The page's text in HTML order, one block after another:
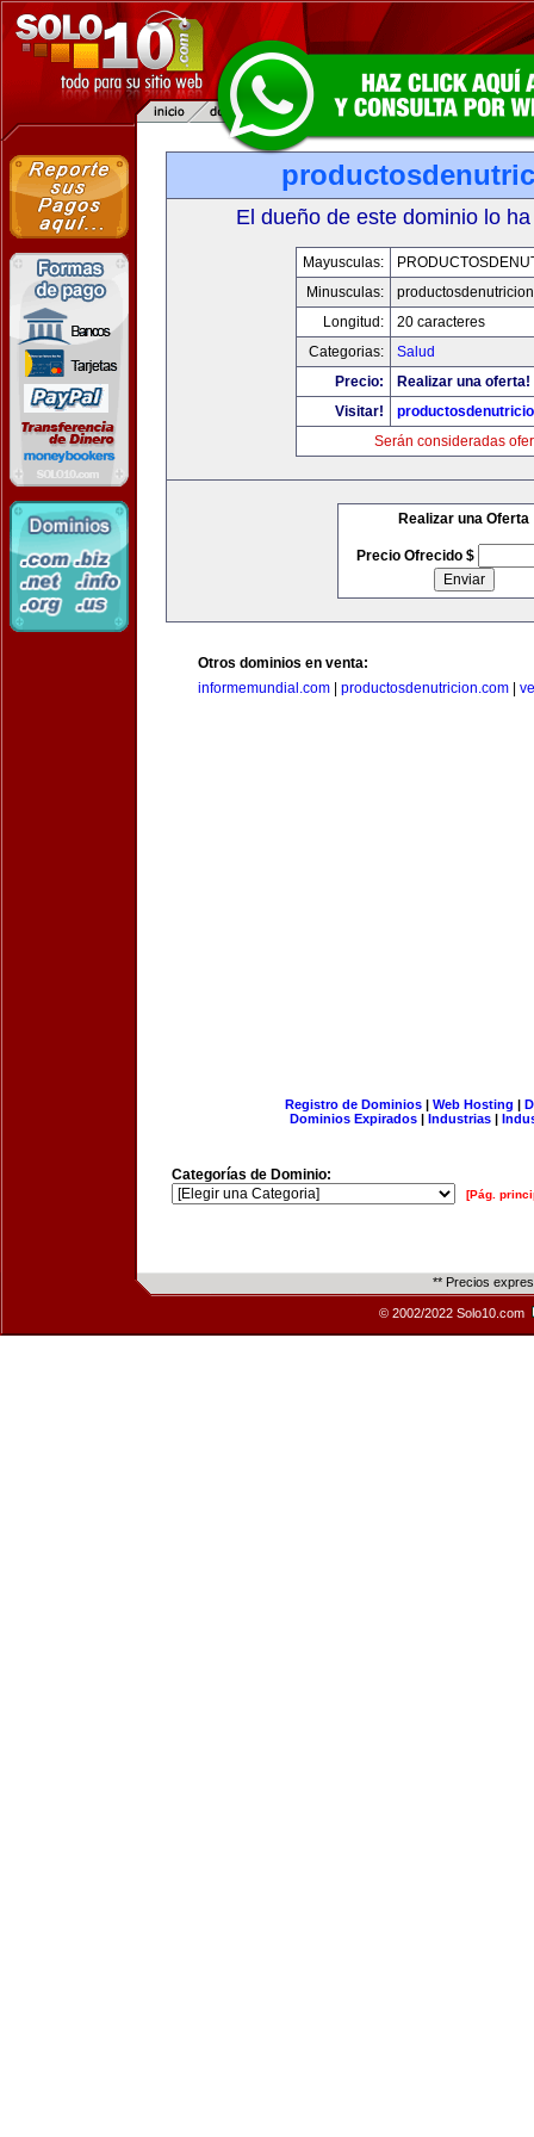
El dueño de este dominio lo
Mayusculas:
Minusculas:
Longitud:
20 caracteres
Categorias:
Salud
Precio:
Realizar una oferta!
Visitar!
Serán consideradas
Realizar una Oferta
Precio Ofrecido $
Otros dominios en venta:
informemundial.com
productosdenutricion.com
Registro de Dominios| Web Hosting |
Dominios Expirados | Industrias |
Categorías de Dominio:
[Pág.
** Precios
© 2002/2022 Solo10.com